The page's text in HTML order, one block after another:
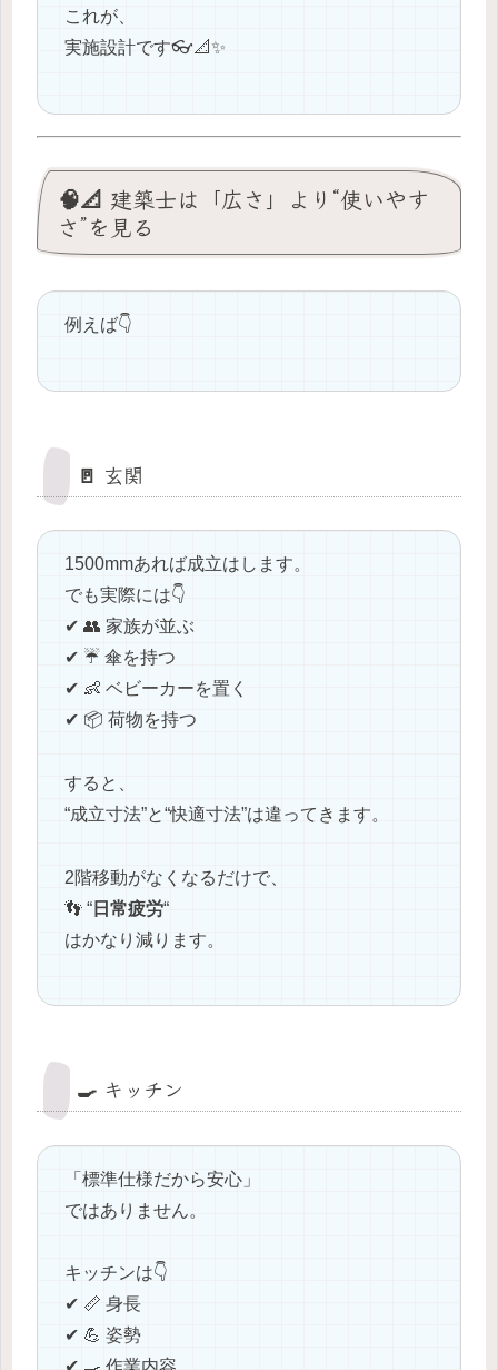
これが、
実施設計です👓📐✨
🧠📐 建築士は「広さ」より“使いやす
さ”を見る
例えば👇
🚪 玄関
1500mmあれば成立はします。
でも実際には👇
✔ 👥 家族が並ぶ
✔ ☔ 傘を持つ
✔ 👶 ベビーカーを置く
✔ 📦 荷物を持つ
すると、
“成立寸法”と“快適寸法”は違ってきます。
2階移動がなくなるだけで、
👣 “ 日常疲労“
はかなり減ります。
🍳 キッチン
「標準仕様だから安心」
ではありません。
キッチンは👇
✔ 📏 身長
✔ 💪 姿勢